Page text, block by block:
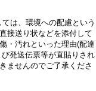
は、環境への配慮という
接送り状などを添付して
・汚れといった理由(配達
発送伝票等が直貼りされ
ませんのでご了承くださ